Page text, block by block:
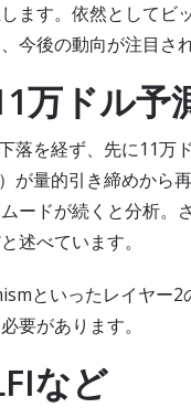
ます。依然としてビ
今後の動向が注目され
万ドル予
落を経ず、先に11万
が量的引き締めから
ードが続くと分析。
述べています。
といったレイヤー2
要があります。
など